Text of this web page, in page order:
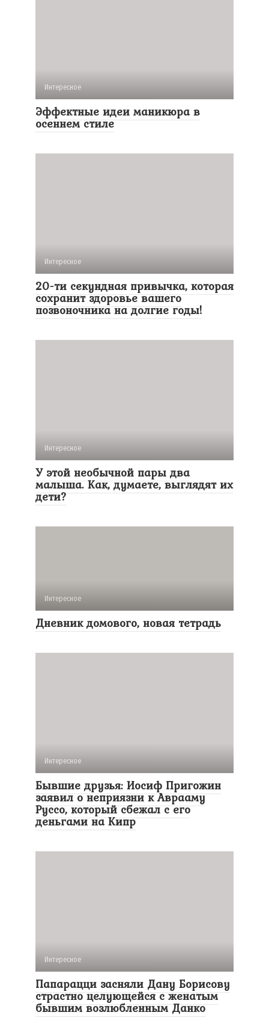
Интересное
Эффектные идеи маникюра в
осеннем стиле
Интересное
20-ти секундная привычка, которая
сохранит здоровье вашего
позвоночника на долгие годы!
Интересное
У этой необычной пары два
малыша. Как, думаете, выглядят их
дети?
Интересное
Дневник домового, новая тетрадь
Интересное
Бывшие друзья: Иосиф Пригожин
заявил о неприязни к Аврааму
Руссо, который сбежал с его
деньгами на Кипр
Интересное
Папарацци засняли Дану Борисову
страстно целующейся с женатым
бывшим возлюбленным Данко